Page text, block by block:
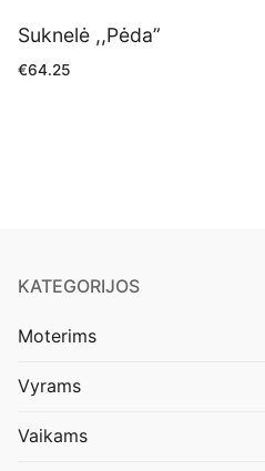
Suknelė ,,Pėda”
€64.25
KATEGORIJOS
Moterims
Vyrams
Vaikams